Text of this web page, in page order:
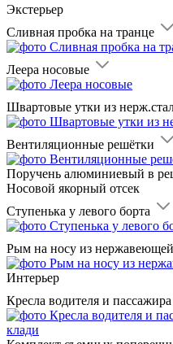
Экстерьер
Сливная пробка на транце
Леера носовые
Швартовые утки из
Вентиляционные решётки
Поручень алюминиевый в
Носовой якорный отсек
Ступенька у левого борта
Рым на носу из нержавеющей
Интерьер
Кресла водителя и